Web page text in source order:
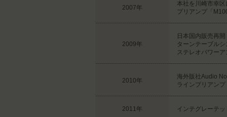
2007年
本社を川崎市幸区
プリアンプ「
2009年
日本国内販売再開
ターンテーブル
ステレオパワー
2010年
海外販社Audio
ラインプリアン
2011年 インテグレーテ